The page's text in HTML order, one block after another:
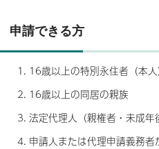
申請できる方
16歳以上の特別永住者（本人
16歳以上の同居の親族
法定代理人（親権者・未成年
申請人または代理申請義務